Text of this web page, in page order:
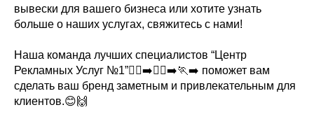
вывески для вашего бизнеса или хотите узнать
больше о наших услугах, свяжитесь с нами!
Наша команда лучших специалистов “Центр
Рекламных Услуг №1”🏃‍♀️‍➡️🏃‍♂️‍➡️🏃‍➡️ поможет вам
сделать ваш бренд заметным и привлекательным для
клиентов.😊🙌